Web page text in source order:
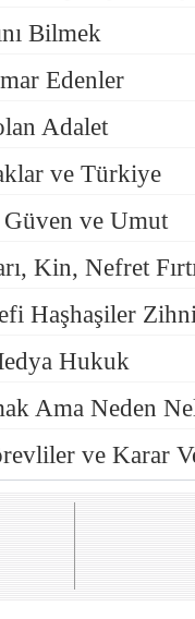
Bilmek
Edenler
Adalet
ve Türkiye
Güven ve Umut
Kin, Nefret
Haşhaşiler
Hukuk
Ama Neden
ve Karar